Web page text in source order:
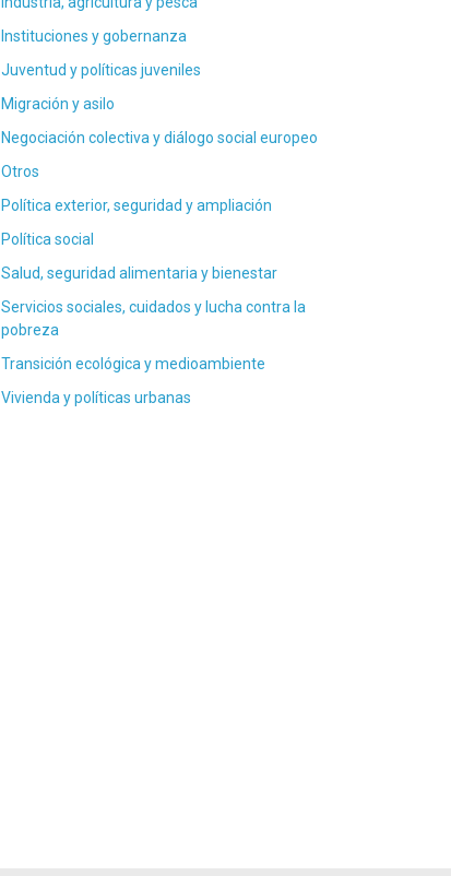
Instituciones y gobernanza
Juventud y políticas juveniles
Migración y asilo
Negociación colectiva y diálogo social europeo
Otros
Política exterior, seguridad y ampliación
Política social
Salud, seguridad alimentaria y bienestar
Servicios sociales, cuidados y lucha contra la
pobreza
Transición ecológica y medioambiente
Vivienda y políticas urbanas